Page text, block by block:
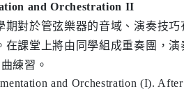
and Orchestration II
對於管弦樂器的音域、演奏技
課堂上將由同學組成重奏團，
練習。
and Orchestration (I).